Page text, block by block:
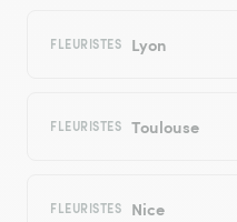
FLEURISTES Lyon
FLEURISTES Toulouse
FLEURISTES Nice